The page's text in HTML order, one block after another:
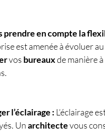
prendre en compte la
est amenée à évoluer
vos bureaux de manière
l’éclairage : L’éclairage
Un architecte vous